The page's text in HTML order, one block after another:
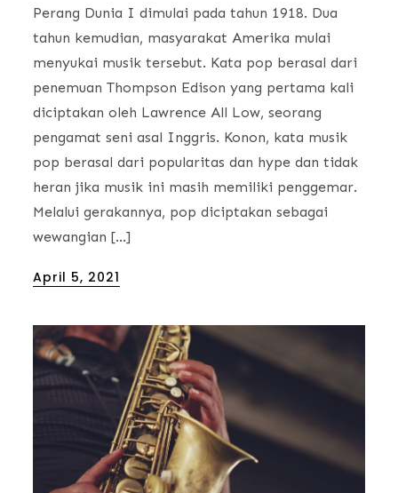
Perang Dunia I dimulai pada tahun 1918. Dua
tahun kemudian, masyarakat Amerika mulai
menyukai musik tersebut. Kata pop berasal dari
penemuan Thompson Edison yang pertama kali
diciptakan oleh Lawrence All Low, seorang
pengamat seni asal Inggris. Konon, kata musik
pop berasal dari popularitas dan hype dan tidak
heran jika musik ini masih memiliki penggemar.
Melalui gerakannya, pop diciptakan sebagai
wewangian […]
Posted
April 5, 2021